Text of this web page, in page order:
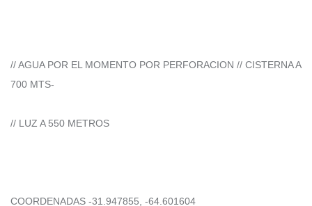
// AGUA POR EL MOMENTO POR PERFORACION // CISTERNA A
700 MTS-
// LUZ A 550 METROS
COORDENADAS -31.947855, -64.601604